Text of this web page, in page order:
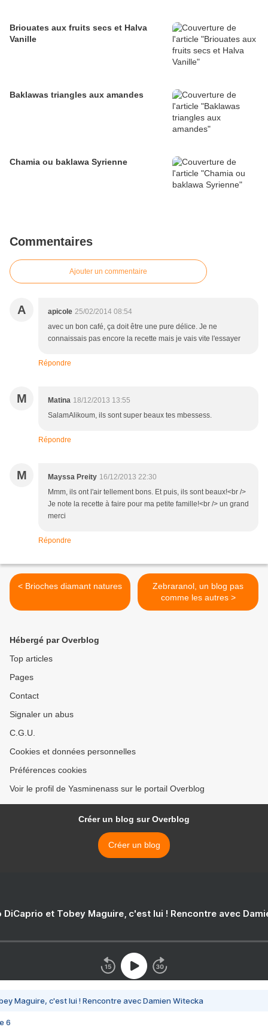
Briouates aux fruits secs et Halva
Vanille
Baklawas triangles aux amandes
Chamia ou baklawa Syrienne
Commentaires
Ajouter un commentaire
A apicole 25/02/2014 08:54
avec un bon café, ça doit être une pure délice. Je ne
connaissais pas encore la recette mais je vais vite l'essayer
Répondre
M Matina 18/12/2013 13:55
SalamAlikoum, ils sont super beaux tes mbessess.
Répondre
M Mayssa Preity 16/12/2013 22:30
Mmm, ils ont l'air tellement bons. Et puis, ils sont beaux!<br />
Je note la recette à faire pour ma petite famille!<br /> un grand
merci
Répondre
< Brioches diamant natures
Zebraranol, un blog pas
comme les autres >
Hébergé par Overblog
Top articles
Pages
Contact
Signaler un abus
C.G.U.
Cookies et données personnelles
Préférences cookies
Voir le profil de Yasminenass sur le portail Overblog
Créer un blog sur Overblog
Créer un blog
DiCaprio et Tobey Maguire, c'est lui ! Rencontre avec
Maguire, c'est lui ! Rencontre avec Damien Witecka
6